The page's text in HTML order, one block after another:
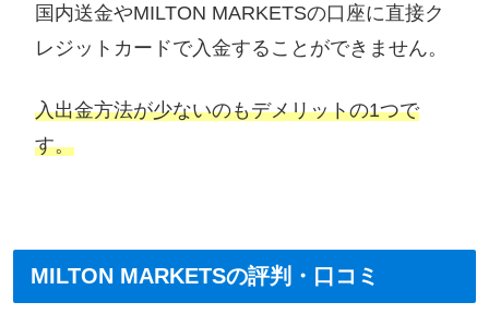
国内送金やMILTON MARKETSの口座に直接ク
レジットカードで入金することができません。
入出金方法が少ないのもデメリットの1つで
す。
MILTON MARKETSの評判・口コミ